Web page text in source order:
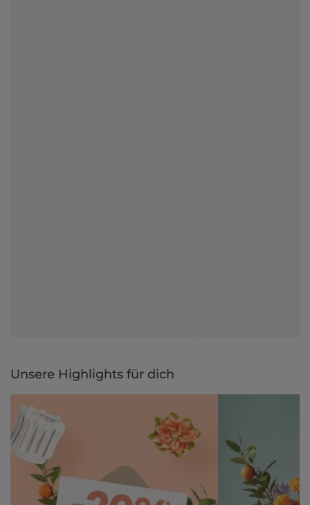
Unsere Highlights für dich